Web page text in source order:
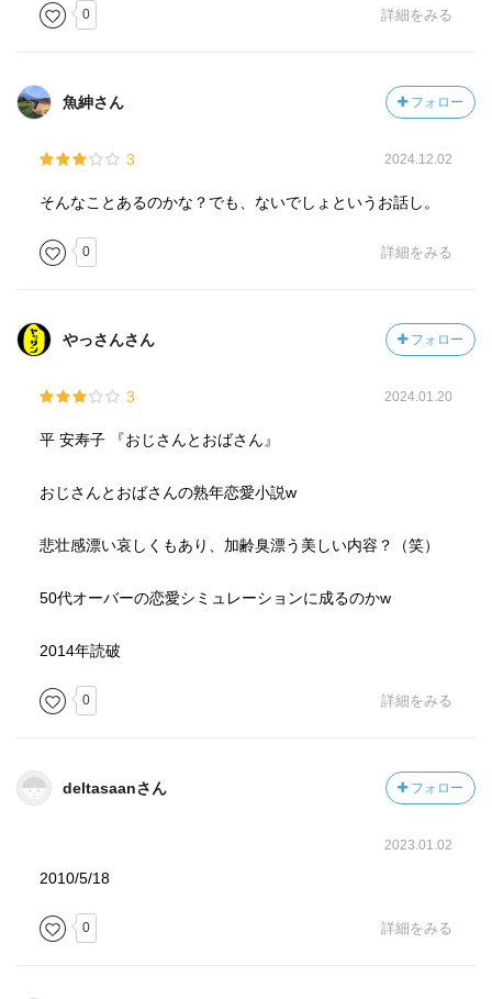
0 詳細をみる
魚紳さん フォロー
3 2024.12.02
そんなことあるのかな？でも、ないでしょというお話し。
0 詳細をみる
やっさんさん フォロー
3 2024.01.20
平 安寿子 『おじさんとおばさん』
おじさんとおばさんの熟年恋愛小説w
悲壮感漂い哀しくもあり、加齢臭漂う美しい内容？（笑）
50代オーバーの恋愛シミュレーションに成るのかw
2014年読破
0 詳細をみる
deltasaanさん フォロー
2023.01.02
2010/5/18
0 詳細をみる